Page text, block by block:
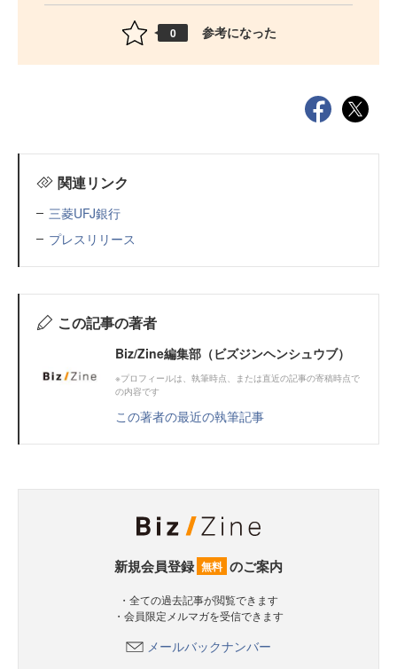
0 参考になった
関連リンク
三菱UFJ銀行
プレスリリース
この記事の著者
Biz/Zine編集部（ビズジンヘンシュウブ）
※プロフィールは、執筆時点、または直近の記事の寄稿時点で
の内容です
この著者の最近の執筆記事
新規会員登録 無料 のご案内
・全ての過去記事が閲覧できます
・会員限定メルマガを受信できます
メールバックナンバー